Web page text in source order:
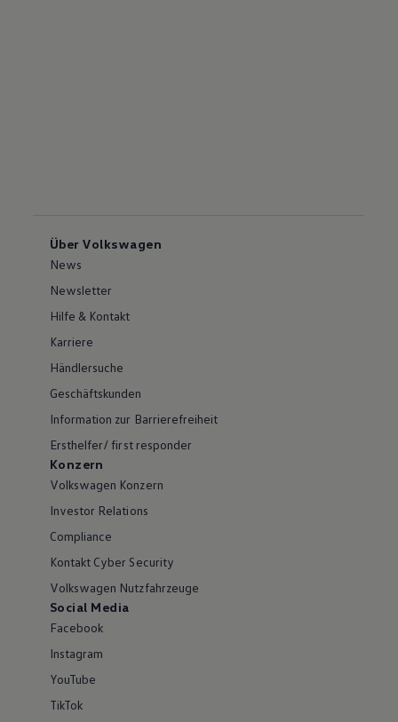
Über Volkswagen
News
Newsletter
Hilfe & Kontakt
Karriere
Händlersuche
Geschäftskunden
Information zur Barrierefreiheit
Ersthelfer/ first responder
Konzern
Volkswagen Konzern
Investor Relations
Compliance
Kontakt Cyber Security
Volkswagen Nutzfahrzeuge
Social Media
Facebook
Instagram
YouTube
TikTok